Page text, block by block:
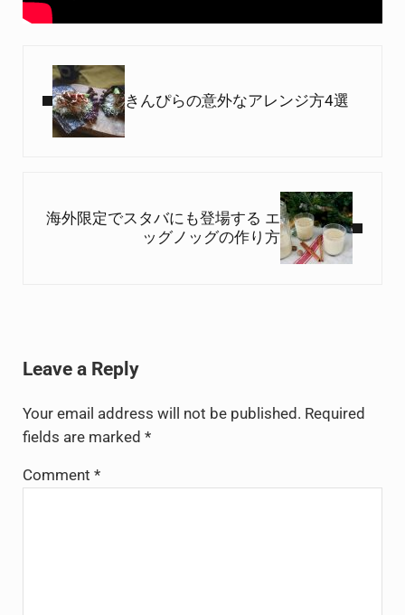
きんぴらの意外なアレンジ方4選
海外限定でスタバにも登場する エ
ッグノッグの作り方
Leave a Reply
Your email address will not be published. Required
fields are marked *
Comment *